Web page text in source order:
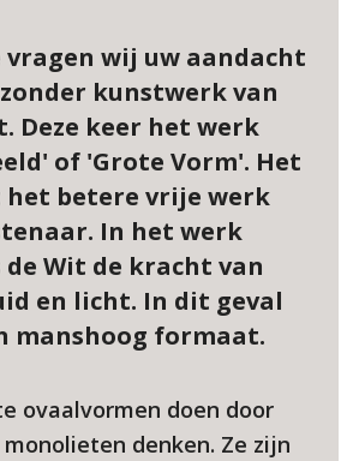
vragen wij uw aandacht
kunstwerk van
Deze keer het werk
of 'Grote Vorm'. Het
betere vrije werk
In het werk
Wit de kracht van
en licht. In dit geval
manshoog formaat.
ovaalvormen doen door
denken. Ze zijn